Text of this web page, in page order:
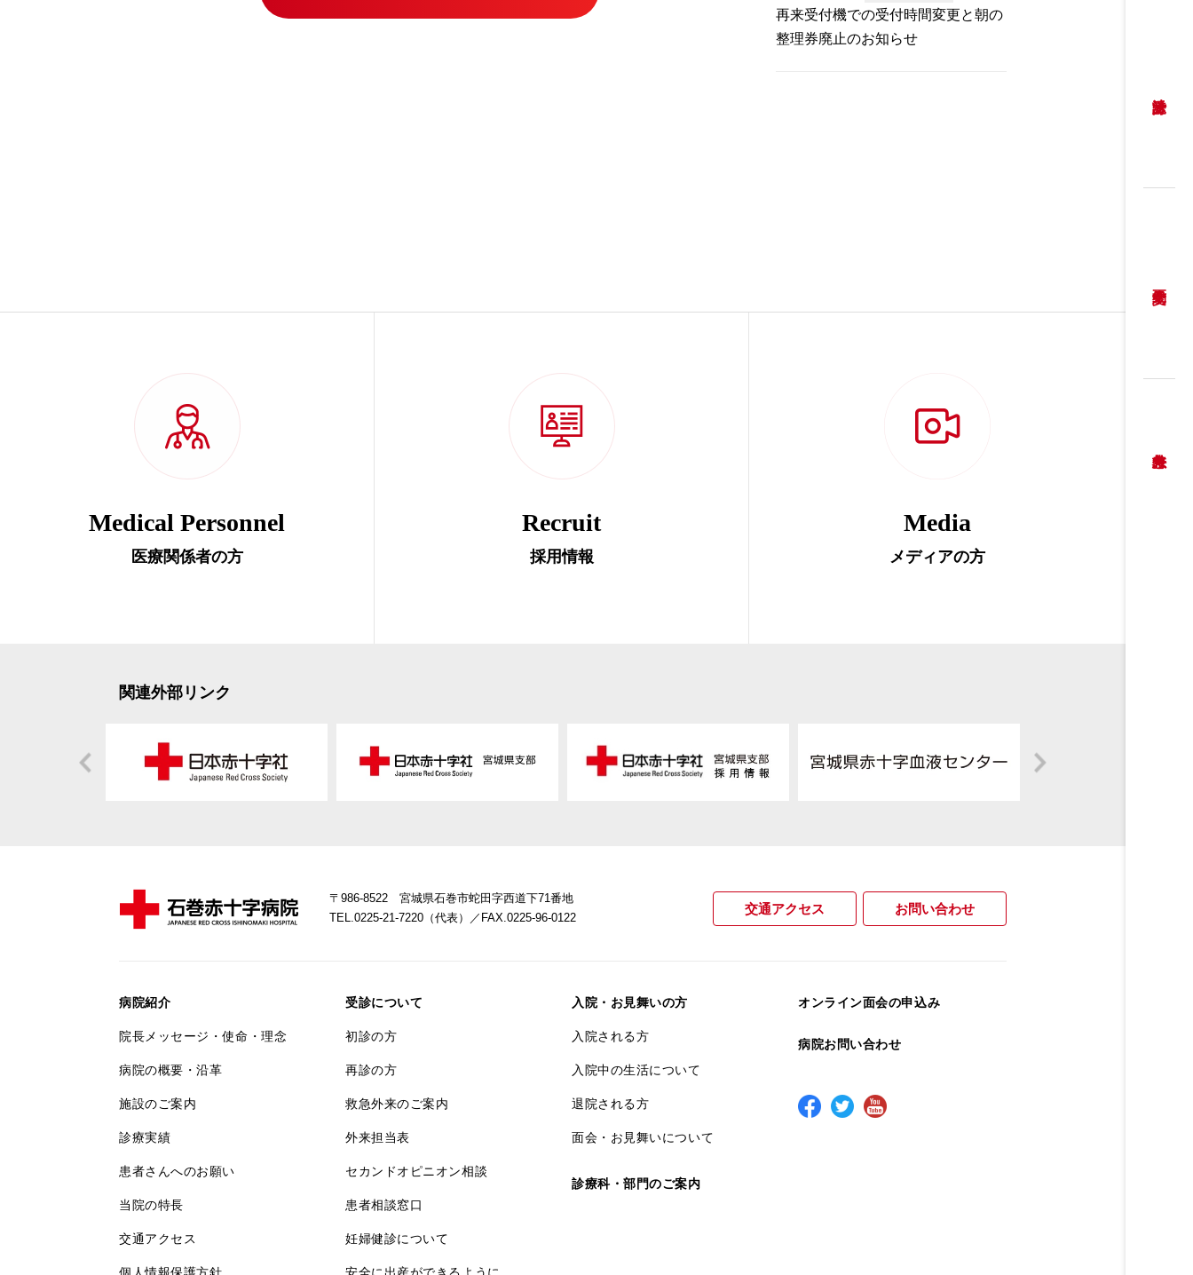
再来受付機での受付時間変更と朝の
整理券廃止のお知らせ
Medical Personnel
医療関係者の方
Recruit
採用情報
Media
メディアの方
関連外部リンク
〒986-8522 宮城県石巻市蛇田字西道下71番地
TEL.0225-21-7220（代表）
／FAX.0225-96-0122
交通アクセス お問い合わせ
病院紹介
院長メッセージ・使命・理念
病院の概要・沿革
施設のご案内
診療実績
患者さんへのお願い
当院の特長
交通アクセス
個人情報保護方針
受診について
初診の方
再診の方
救急外来のご案内
外来担当表
セカンドオピニオン相談
患者相談窓口
妊婦健診について
安全に出産ができるように
入院・お見舞いの方
入院される方
入院中の生活について
退院される方
面会・お見舞いについて
診療科・部門のご案内
オンライン面会の申込み
病院お問い合わせ